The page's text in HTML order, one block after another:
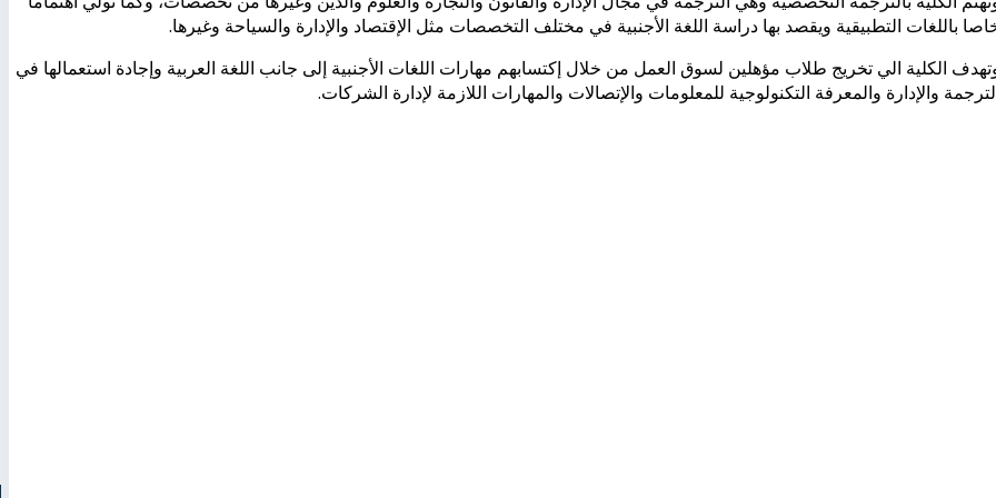
باللغات التطبيقية ويقصد بها دراسة اللغة الأجنبية في مختلف التخصصات مثل الإقتصاد والإدارة والسياحة وغيرها.
الكلية الي تخريج طلاب مؤهلين لسوق العمل من خلال إكتسابهم مهارات اللغات الأجنبية إلى جانب اللغة العربية وإجادة استعمالها في
والإدارة والمعرفة التكنولوجية للمعلومات والإتصالات والمهارات اللازمة لإدارة الشركات.